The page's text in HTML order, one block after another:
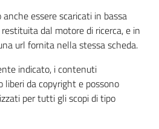
essere scaricati in bassa
dal motore di ricerca, e in
url fornita nella stessa scheda.
indicato, i contenuti
liberi da copyright e possono
per tutti gli scopi di tipo